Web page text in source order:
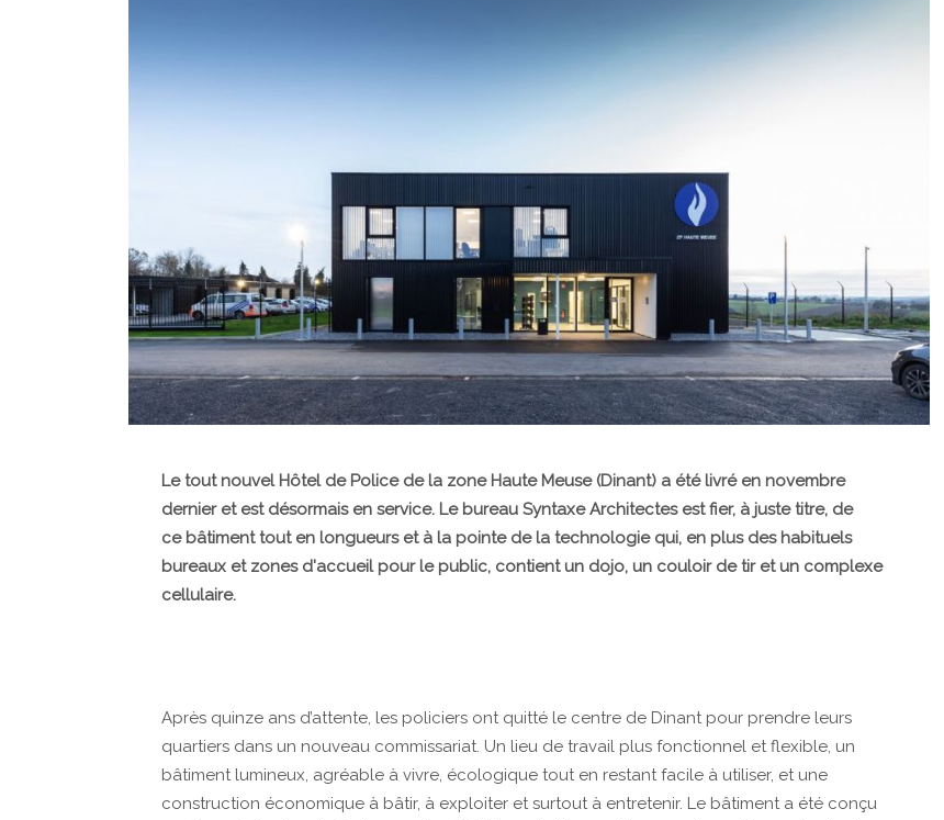
Le tout nouvel Hôtel de Police de la zone Haute Meuse (Dinant) a été livré en novembre
dernier et est désormais en service. Le bureau Syntaxe Architectes est fier, à juste titre, de
ce bâtiment tout en longueurs et à la pointe de la technologie qui, en plus des habituels
bureaux et zones d'accueil pour le public, contient un dojo, un couloir de tir et un complexe
cellulaire.
Après quinze ans d’attente, les policiers ont quitté le centre de Dinant pour prendre leurs
quartiers dans un nouveau commissariat. Un lieu de travail plus fonctionnel et flexible, un
bâtiment lumineux, agréable à vivre, écologique tout en restant facile à utiliser, et une
construction économique à bâtir, à exploiter et surtout à entretenir. Le bâtiment a été conçu